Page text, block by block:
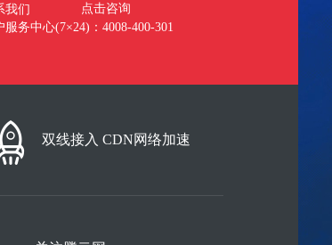
点击咨询
我们
服务中心(7×24)：4008-400-301
双线接入 CDN网络加速